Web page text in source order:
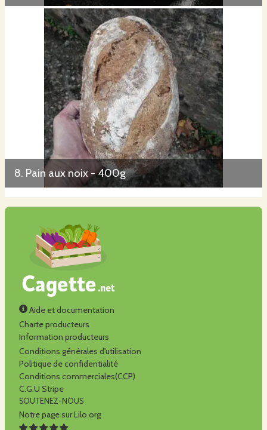
8. Pain aux noix - 400g
Aide et documentation
Charte producteurs
Information producteurs
Conditions générales d'utilisation
Politique de confidentialité
Conditions commerciales(CCP)
C.G.U Stripe
SOUTENEZ-NOUS
Notre page sur Lilo.org